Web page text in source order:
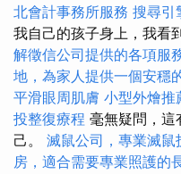
北會計事務所服務 搜尋引
我自己的孩子身上，我看
解徵信公司提供的各項服
地，為家人提供一個安穩
平滑眼周肌膚 小型外燴推
投整復療程 毫無疑問，這
己。 滅鼠公司，專業滅鼠
房，適合需要專業照護的